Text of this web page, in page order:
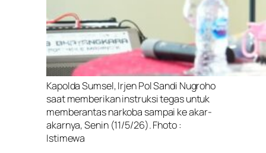
Kapolda Sumsel, Irjen Pol Sandi Nugroho
saat memberikan instruksi tegas untuk
memberantas narkoba sampai ke akar-
akarnya, Senin (11/5/26). Fhoto :
Istimewa